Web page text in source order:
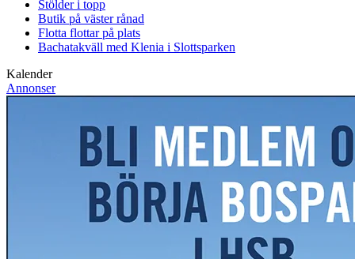
Stölder i topp
Butik på väster rånad
Flotta flottar på plats
Bachatakväll med Klenia i Slottsparken
Kalender
Annonser